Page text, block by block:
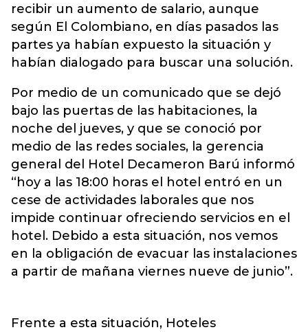
recibir un aumento de salario, aunque
según El Colombiano, en días pasados las
partes ya habían expuesto la situación y
habían dialogado para buscar una solución.
Por medio de un comunicado que se dejó
bajo las puertas de las habitaciones, la
noche del jueves, y que se conoció por
medio de las redes sociales, la gerencia
general del Hotel Decameron Barú informó
“hoy a las 18:00 horas el hotel entró en un
cese de actividades laborales que nos
impide continuar ofreciendo servicios en el
hotel. Debido a esta situación, nos vemos
en la obligación de evacuar las instalaciones
a partir de mañana viernes nueve de junio”.
Frente a esta situación, Hoteles